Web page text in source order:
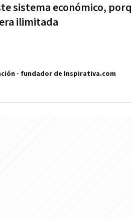
sistema económico,
ilimitada
- fundador de Inspirativa.com